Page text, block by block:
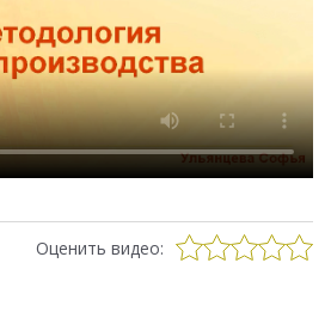
Оценить видео: